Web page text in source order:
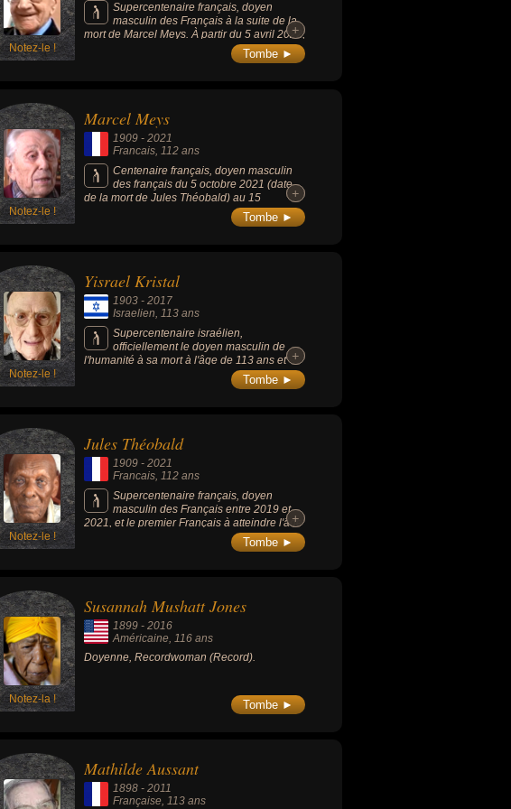
Notez-le !
Supercentenaire français, doyen
masculin des Français à la suite de la
mort de Marcel Meys. À partir du 5 avril 2022,
il devient le doyen masculin des Européens,
après la mort de Stanisław Kowalski.
+
+
Tombe ►
Notez-le !
Marcel Meys
1909 -2021
Francais , 112 ans
Centenaire français, doyen masculin
des français du 5 octobre 2021 (date
de la mort de Jules Théobald) au 15
+
+
Tombe ►
Notez-le !
Yisrael Kristal
1903 -2017
Israelien , 113 ans
Supercentenaire israélien,
officiellement le doyen masculin de
l'humanité à sa mort à l'âge de 113 ans et
330 jours (et donc également le survivant le
plus âgé connu du camp d'extermination
+
+
Tombe ►
Notez-le !
Jules Théobald
1909 -2021
Francais, 112 ans
Supercentenaire français, doyen
masculin des Français entre 2019 et
2021, et le premier Français à atteindre l'âge
de 112 ans, 5 mois et 18 jours.
+
+
Tombe ►
Notez-la !
Susannah Mushatt Jones
1899 -2016
Américaine, 116 ans
Doyenne, Recordwoman (Record).
Tombe ►
Mathilde Aussant
1898 -2011
Française, 113 ans